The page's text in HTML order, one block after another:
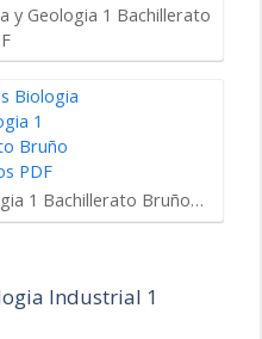
y Geologia 1 Bachillerato
1 Bachillerato Bruño…
Industrial 1